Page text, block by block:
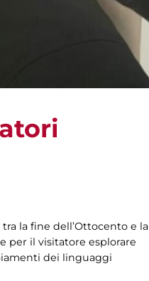
la fine dell’Ottocento e la
per il visitatore esplorare
dei linguaggi